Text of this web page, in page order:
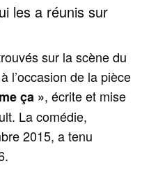
les a réunis sur
sur la scène du
l’occasion de la pièce
ça », écrite et mise
La comédie,
2015, a tenu